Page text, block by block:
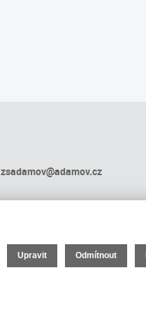
zsadamov@adamov.cz
Upravit Odmítnout